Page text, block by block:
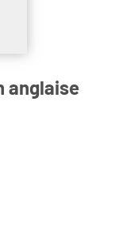
anglaise